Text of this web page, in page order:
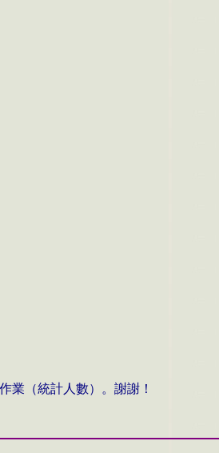
業（統計人數）。謝謝！